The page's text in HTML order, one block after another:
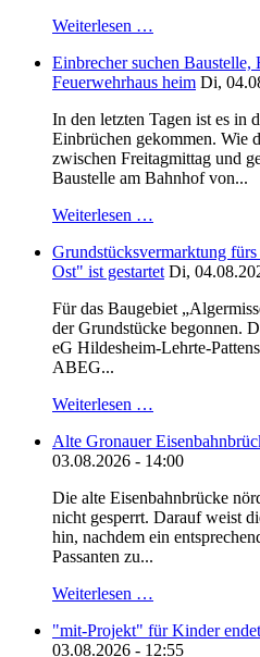
Weiterlesen …
Einbrecher suchen Baustelle,
Feuerwehrhaus heim Di,
In den letzten Tagen ist es in
Einbrüchen gekommen. Wie
zwischen Freitagmittag und
Baustelle am Bahnhof von...
Weiterlesen …
Grundstücksvermarktung
Ost" ist gestartet Di,
Für das Baugebiet
der Grundstücke begonnen.
eG Hildesheim-Lehrte-
ABEG...
Weiterlesen …
Alte Gronauer
03.08.2026 - 14:00
Die alte Eisenbahnbrücke
nicht gesperrt. Darauf weist
hin, nachdem ein
Passanten zu...
Weiterlesen …
"mit-Projekt" für Kinder
03.08.2026 - 12:55